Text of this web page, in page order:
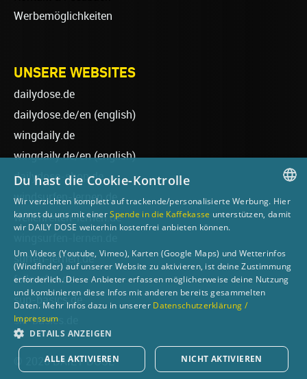
Werbemöglichkeiten
UNSERE WEBSITES
dailydose.de
dailydose.de/en (english)
wingdaily.de
wingdaily.de/en(english)
dailydose-shop.de
windsurfen-lernen.de
wellenreiten-lernen.de
surfen-lernen.de
foilsurfen.de
sup-basics.de
ski-basics.de
© 2026 DAILY DOSE
GERMAN
Du hast die Cookie-Kontrolle
Wir verzichten komplett auf trackende/personalisierte Werbung. Hier
kannst du uns mit einerSpende in die Kaffekasse unterstützen, damit
wir DAILY DOSE weiterhin kostenfrei anbieten können.
Um Videos (Youtube, Vimeo), Karten (Google Maps) und Wetterinfos
(Windfinder) auf unserer Website zu aktivieren, ist deine Zustimmung
erforderlich. Diese Anbieter erfassen möglicherweise deine Nutzung
und kombinieren diese Infos mit anderen bereits gesammelten
Daten. Mehr Infos dazu in unserer Datenschutzerklärung /
Impressum
DETAILS ANZEIGEN
ALLE AKTIVIEREN NICHT AKTIVIEREN